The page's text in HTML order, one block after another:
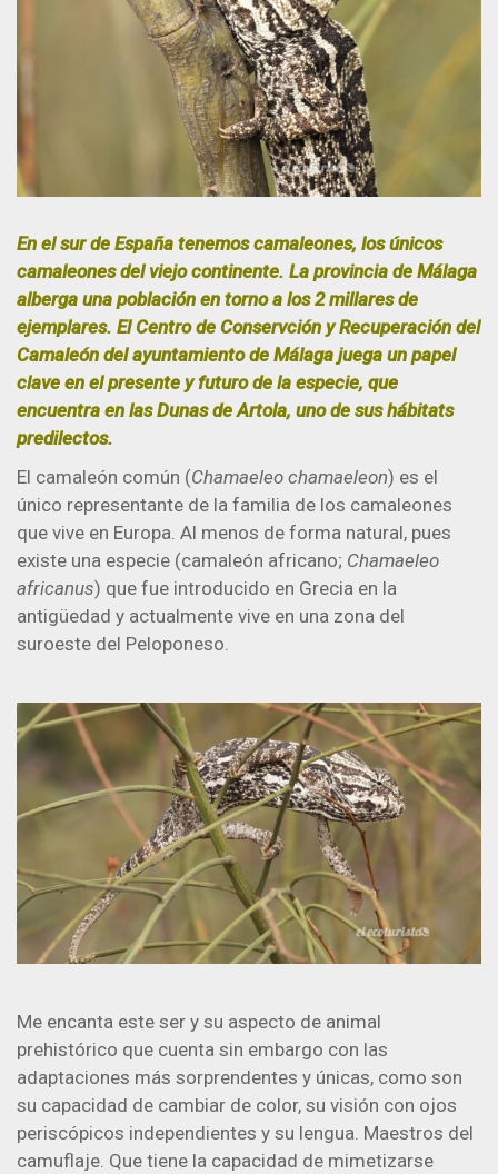
En el sur de España tenemos camaleones, los únicos
camaleones del viejo continente. La provincia de Málaga
alberga una población en torno a los 2 millares de
ejemplares. El Centro de Conservción y Recuperación del
Camaleón del ayuntamiento de Málaga juega un papel
clave en el presente y futuro de la especie, que
encuentra en las Dunas de Artola, uno de sus hábitats
predilectos.
El camaleón común (Chamaeleo chamaeleon) es el
único representante de la familia de los camaleones
que vive en Europa. Al menos de forma natural, pues
existe una especie (camaleón africano; Chamaeleo
africanus) que fue introducido en Grecia en la
antigüedad y actualmente vive en una zona del
suroeste del Peloponeso.
Me encanta este ser y su aspecto de animal
prehistórico que cuenta sin embargo con las
adaptaciones más sorprendentes y únicas, como son
su capacidad de cambiar de color, su visión con ojos
periscópicos independientes y su lengua. Maestros del
camuflaje. Que tiene la capacidad de mimetizarse